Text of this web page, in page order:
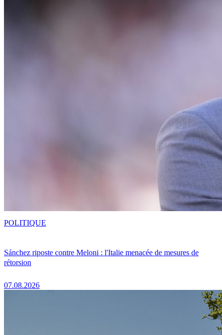
Sánchez riposte contre Meloni : l'Italie menacée de mesures de
rétorsion
07.08.2026
POLITIQUE